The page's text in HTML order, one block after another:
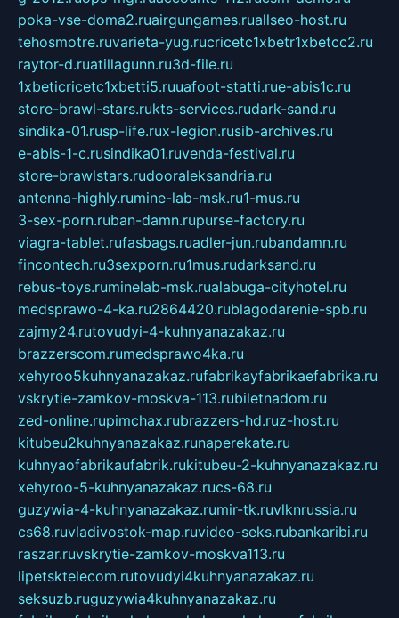
poka-vse-doma2.ruairgungames.ruallseo-host.ru
tehosmotre.ruvarieta-yug.rucricetc1xbetr1xbetcc2.ru
raytor-d.ruatillagunn.ru3d-file.ru
1xbeticricetc1xbetti5.ruuafoot-statti.rue-abis1c.ru
store-brawl-stars.rukts-services.rudark-sand.ru
sindika-01.rusp-life.rux-legion.rusib-archives.ru
e-abis-1-c.rusindika01.ruvenda-festival.ru
store-brawlstars.rudooraleksandria.ru
antenna-highly.rumine-lab-msk.ru1-mus.ru
3-sex-porn.ruban-damn.rupurse-factory.ru
viagra-tablet.rufasbags.ruadler-jun.rubandamn.ru
fincontech.ru3sexporn.ru1mus.rudarksand.ru
rebus-toys.ruminelab-msk.rualabuga-cityhotel.ru
medsprawo-4-ka.ru2864420.rublagodarenie-spb.ru
zajmy24.rutovudyi-4-kuhnyanazakaz.ru
brazzerscom.rumedsprawo4ka.ru
xehyroo5kuhnyanazakaz.rufabrikayfabrikaefabrika.ru
vskrytie-zamkov-moskva-113.rubiletnadom.ru
zed-online.rupimchax.rubrazzers-hd.ruz-host.ru
kitubeu2kuhnyanazakaz.runaperekate.ru
kuhnyaofabrikaufabrik.rukitubeu-2-kuhnyanazakaz.ru
xehyroo-5-kuhnyanazakaz.rucs-68.ru
guzywia-4-kuhnyanazakaz.rumir-tk.ruvlknrussia.ru
cs68.ruvladivostok-map.ruvideo-seks.rubankaribi.ru
raszar.ruvskrytie-zamkov-moskva113.ru
lipetsktelecom.rutovudyi4kuhnyanazakaz.ru
seksuzb.ruguzywia4kuhnyanazakaz.ru